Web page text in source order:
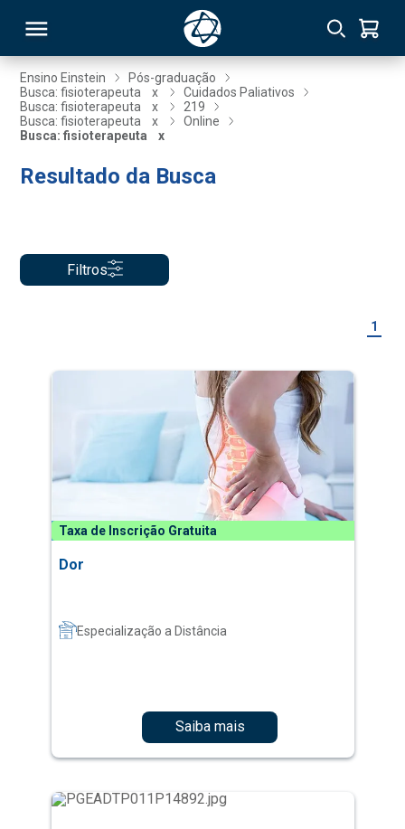
Ensino Einstein
Pós-graduação
Busca: fisioterapeuta
x
Cuidados Paliativos
Busca: fisioterapeuta
x
219
Busca: fisioterapeuta
x
Online
Busca: fisioterapeuta
x
Resultado da Busca
Filtros
1
Taxa de Inscrição Gratuita
Dor
Especialização a Distância
Saiba mais